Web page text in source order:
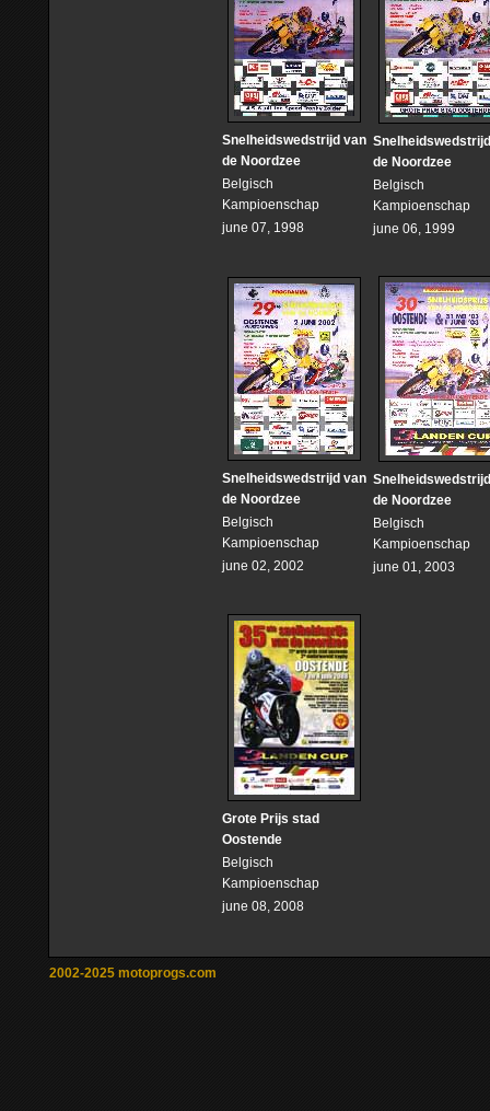
Snelheidswedstrijd van
de Noordzee
Belgisch
Kampioenschap
june 07, 1998
de Noordzee
Belgisch
Kampioenschap
june 06, 1999
Snelheidswedstrijd van
de Noordzee
Belgisch
Kampioenschap
june 02, 2002
de Noordzee
Belgisch
Kampioenschap
june 01, 2003
Grote Prijs stad
Oostende
Belgisch
Kampioenschap
june 08, 2008
2002-2025 motoprogs.com